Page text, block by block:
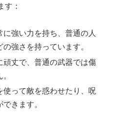
す：
に強い力を持ち、普通の人
強さを持っています。
頑丈で、普通の武器では傷
使って敵を惑わせたり、呪
きます。